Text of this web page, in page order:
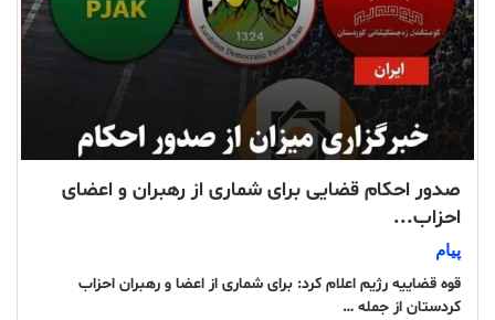
صدور احکام قضایی برای شماری از رهبران و اعضای
احزاب...
پیام
قوه قضاییه رژیم اعلام کرد: برای شماری از اعضا و رهبران احزاب
کردستان از جمله …